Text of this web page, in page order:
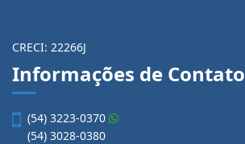
CRECI: 22266J
Informações de Contato
(54) 3223-0370
(54) 3028-0380